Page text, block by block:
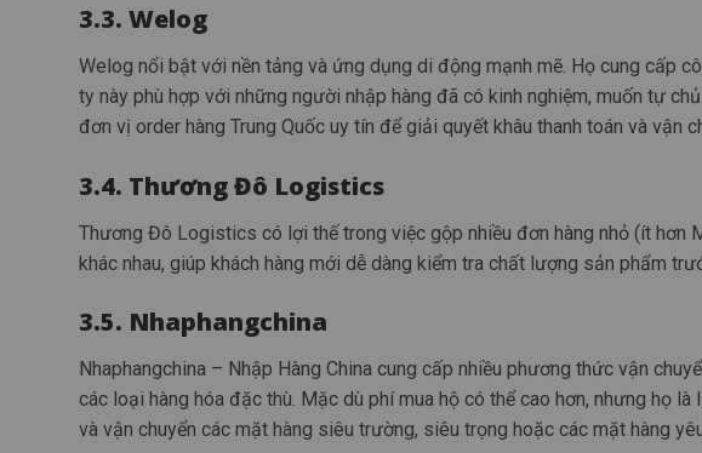
3.3. Welog
Welog nổi bật với nền tảng và ứng dụng di động mạnh mẽ. Họ cung cấp
ty này phù hợp với những người nhập hàng đã có kinh nghiệm, muốn tự
đơn vị order hàng Trung Quốc uy tín để giải quyết khâu thanh toán và vận
3.4. Thương Đô Logistics
Thương Đô Logistics có lợi thế trong việc gộp nhiều đơn hàng nhỏ (ít hơn
khác nhau, giúp khách hàng mới dễ dàng kiểm tra chất lượng sản phẩm
3.5. Nhaphangchina
Nhaphangchina – Nhập Hàng China cung cấp nhiều phương thức vận
các loại hàng hóa đặc thù. Mặc dù phí mua hộ có thể cao hơn, nhưng họ
và vận chuyển các mặt hàng siêu trường, siêu trọng hoặc các mặt hàng